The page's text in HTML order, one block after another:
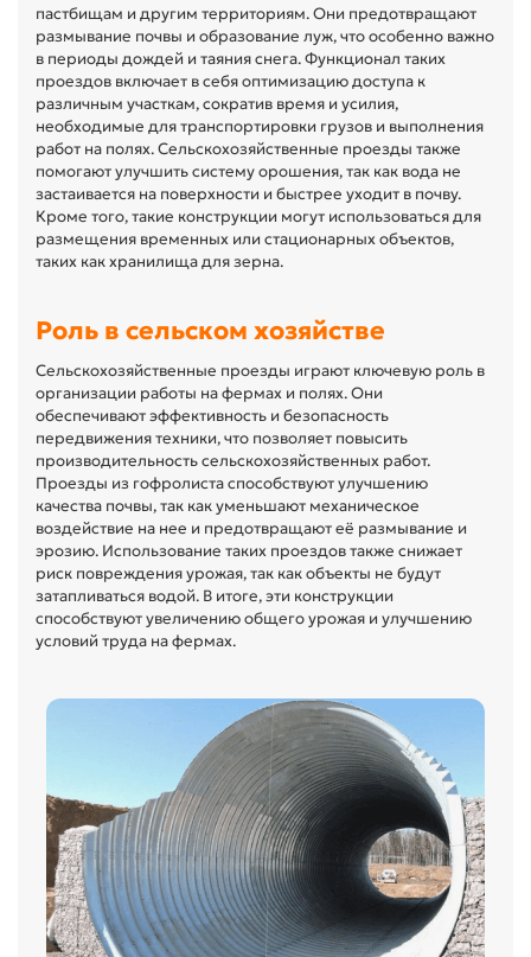
пастбищам и другим территориям. Они предотвращают
размывание почвы и образование луж, что особенно важно
в периоды дождей и таяния снега. Функционал таких
проездов включает в себя оптимизацию доступа к
различным участкам, сократив время и усилия,
необходимые для транспортировки грузов и выполнения
работ на полях. Сельскохозяйственные проезды также
помогают улучшить систему орошения, так как вода не
застаивается на поверхности и быстрее уходит в почву.
Кроме того, такие конструкции могут использоваться для
размещения временных или стационарных объектов,
таких как хранилища для зерна.
Роль в сельском хозяйстве
Сельскохозяйственные проезды играют ключевую роль в
организации работы на фермах и полях. Они
обеспечивают эффективность и безопасность
передвижения техники, что позволяет повысить
производительность сельскохозяйственных работ.
Проезды из гофролиста способствуют улучшению
качества почвы, так как уменьшают механическое
воздействие на нее и предотвращают её размывание и
эрозию. Использование таких проездов также снижает
риск повреждения урожая, так как объекты не будут
затапливаться водой. В итоге, эти конструкции
способствуют увеличению общего урожая и улучшению
условий труда на фермах.